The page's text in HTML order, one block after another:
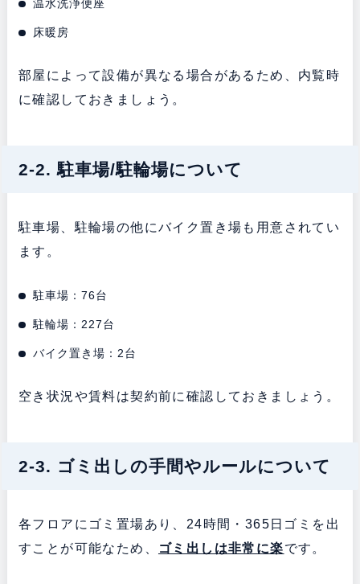
温水洗浄便座
床暖房
部屋によって設備が異なる場合があるため、内覧時
に確認しておきましょう。
2-2. 駐車場/駐輪場について
駐車場、駐輪場の他にバイク置き場も用意されてい
ます。
駐車場：76台
駐輪場：227台
バイク置き場：2台
空き状況や賃料は契約前に確認しておきましょう。
2-3. ゴミ出しの手間やルールについて
各フロアにゴミ置場あり、24時間・365日ゴミを出
すことが可能なため、
ゴミ出しは非常に楽です。